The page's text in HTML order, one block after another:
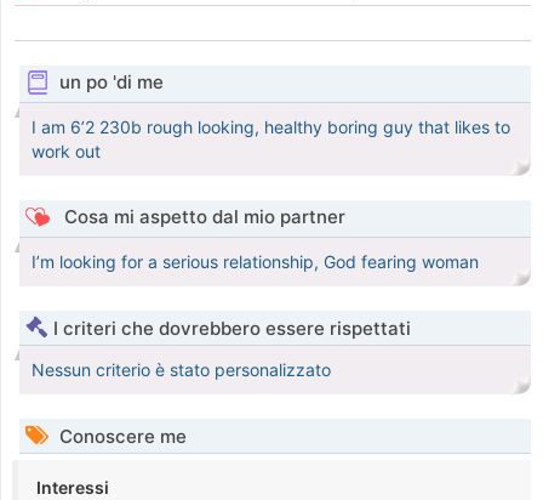
un po 'di me
I am 6’2 230b rough looking, healthy boring guy that likes to
work out
Cosa mi aspetto dal mio partner
I’m looking for a serious relationship, God fearing woman
I criteri che dovrebbero essere rispettati
Nessun criterio è stato personalizzato
Conoscere me
Interessi